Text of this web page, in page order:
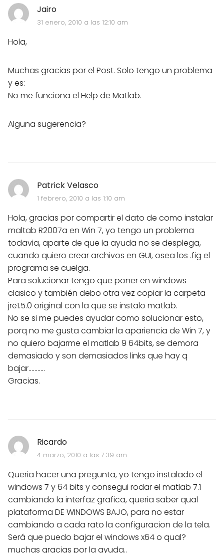
Jairo
31 enero, 2010 a las 12:10 am
Hola,
Muchas gracias por el Post. Solo tengo un problema
y es:
No me funciona el Help de Matlab.
Alguna sugerencia?
Patrick Velasco
1 febrero, 2010 a las 1:10 am
Hola, gracias por compartir el dato de como instalar
maltab R2007a en Win 7, yo tengo un problema
todavia, aparte de que la ayuda no se desplega,
cuando quiero crear archivos en GUI, osea los .fig el
programa se cuelga.
Para solucionar tengo que poner en windows
clasico y también debo otra vez copiar la carpeta
jre1.5.0 original con la que se instalo matlab.
No se si me puedes ayudar como solucionar esto,
porq no me gusta cambiar la apariencia de Win 7, y
no quiero bajarme el matlab 9 64bits, se demora
demasiado y son demasiados links que hay q
bajar...........
Gracias.
Ricardo
4 marzo, 2010 a las 7:39 am
Queria hacer una pregunta, yo tengo instalado el
windows 7 y 64 bits y consegui rodar el matlab 7.1
cambiando la interfaz grafica, queria saber qual
plataforma DE WINDOWS BAJO, para no estar
cambiando a cada rato la configuracion de la tela.
Será que puedo bajar el windows x64 o qual?
muchas gracias por la ayuda..